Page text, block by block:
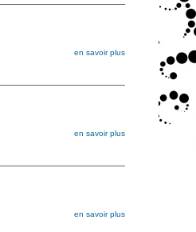
en savoir plus
en savoir plus
en savoir plus